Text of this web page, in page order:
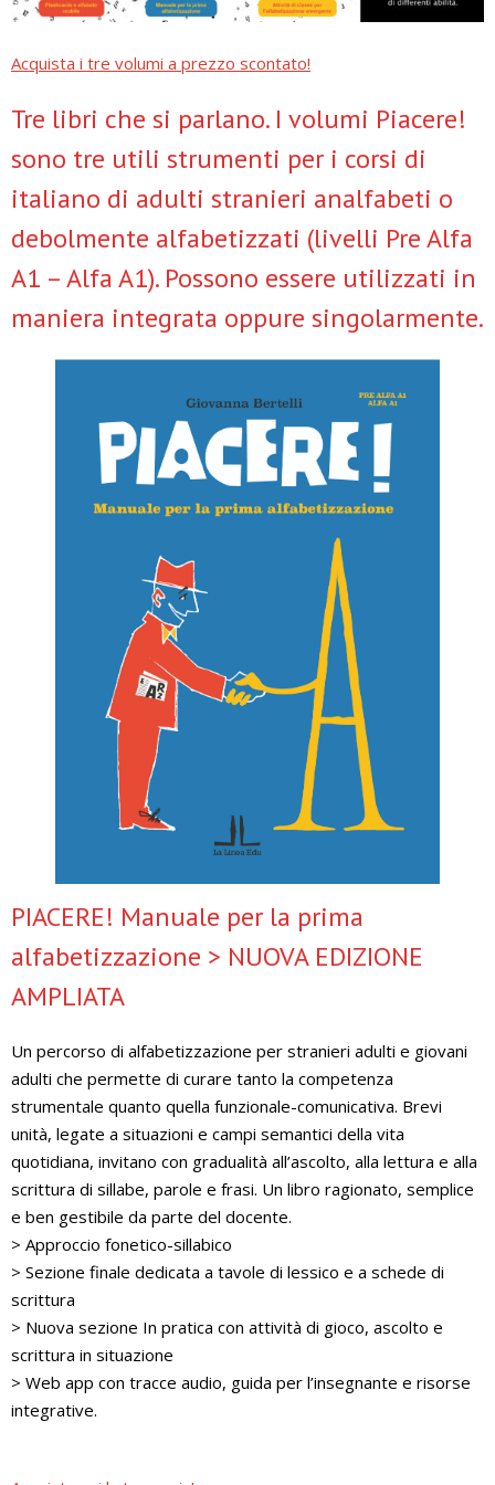
Acquista i tre volumi a prezzo scontato!
Tre libri che si parlano. I volumi Piacere!
sono tre utili strumenti per i corsi di
italiano di adulti stranieri analfabeti o
debolmente alfabetizzati (livelli Pre Alfa
A1 – Alfa A1). Possono essere utilizzati in
maniera integrata oppure singolarmente.
PIACERE! Manuale per la prima
alfabetizzazione > NUOVA EDIZIONE
AMPLIATA
Un percorso di alfabetizzazione per stranieri adulti e giovani
adulti che permette di curare tanto la competenza
strumentale quanto quella funzionale-comunicativa. Brevi
unità, legate a situazioni e campi semantici della vita
quotidiana, invitano con gradualità all’ascolto, alla lettura e alla
scrittura di sillabe, parole e frasi. Un libro ragionato, semplice
e ben gestibile da parte del docente.
> Approccio fonetico-sillabico
> Sezione finale dedicata a tavole di lessico e a schede di
scrittura
> Nuova sezione In pratica con attività di gioco, ascolto e
scrittura in situazione
> Web app con tracce audio, guida per l’insegnante e risorse
integrative.